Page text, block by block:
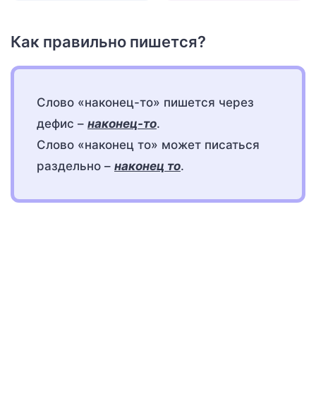
Как правильно пишется?
Слово «наконец-то» пишется через
дефис – наконец-то.
Слово «наконец то» может писаться
раздельно – наконец то.